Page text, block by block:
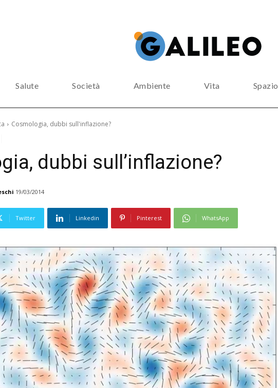
Salute Società Ambiente Vita Spazio
Cosmologia, dubbi sull'inflazione?
dubbi sull’inflazione?
19/03/2014
Twitter Linkedin Pinterest WhatsApp